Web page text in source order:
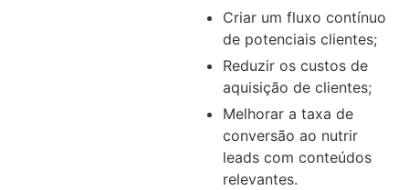
Criar um fluxo contínuo
de potenciais clientes;
Reduzir os custos de
aquisição de clientes;
Melhorar a taxa de
conversão ao nutrir
leads com conteúdos
relevantes.